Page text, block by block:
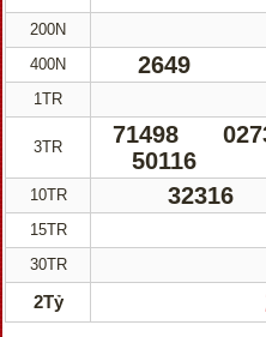
200N
400N 2649
1TR
3TR 71498
50116
10TR 32316
15TR
30TR
2Tỷ